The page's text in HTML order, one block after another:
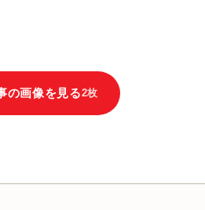
の画像を見る2枚